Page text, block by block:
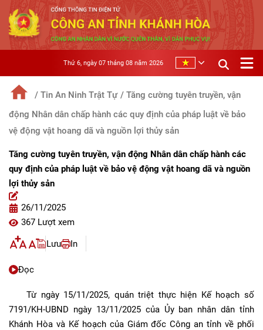
Thứ 6, ngày 07 tháng 08 năm 2026
/ Tin An Ninh Trật Tự / Tăng cường tuyên truyền, vận
động Nhân dân chấp hành các quy định của pháp luật về bảo
vệ động vật hoang dã và nguồn lợi thủy sản
Tăng cường tuyên truyền, vận động Nhân dân chấp hành các
quy định của pháp luật về bảo vệ động vật hoang dã và nguồn
lợi thủy sản
26/11/2025
367 Lượt xem
Lưu In
Đọc
Từ ngày 15/11/2025, quán triệt thực hiện Kế hoạch số
7191/KH-UBND ngày 13/11/2025 của Ủy ban nhân dân tỉnh
Khánh Hòa và Kế hoạch của Giám đốc Công an tỉnh về phối